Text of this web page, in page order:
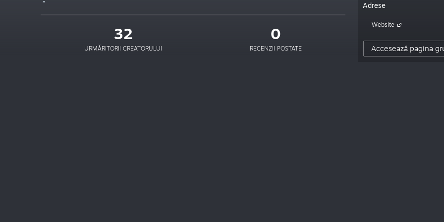
32
URMĂRITORII CREATORULUI
0
RECENZII POSTATE
Adrese
Website
Accesează pagina